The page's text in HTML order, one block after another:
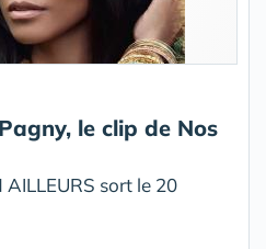
le clip de Nos
AILLEURS sort le 20